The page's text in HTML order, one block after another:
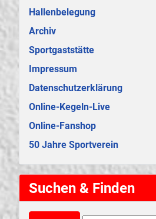
Hallenbelegung
Archiv
Sportgaststätte
Impressum
Datenschutzerklärung
Online-Kegeln-Live
Online-Fanshop
50 Jahre Sportverein
Suchen & Finden